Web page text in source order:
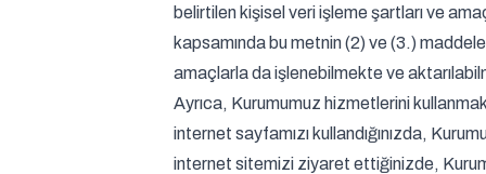
belirtilen kişisel veri işleme şartları ve
kapsamında bu metnin (2) ve (3.)
amaçlarla da işlenebilmekte ve
Ayrıca, Kurumumuz hizmetlerini
internet sayfamızı kullandığınızda,
internet sitemizi ziyaret ettiğinizde,